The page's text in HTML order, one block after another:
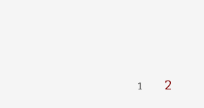
1 2